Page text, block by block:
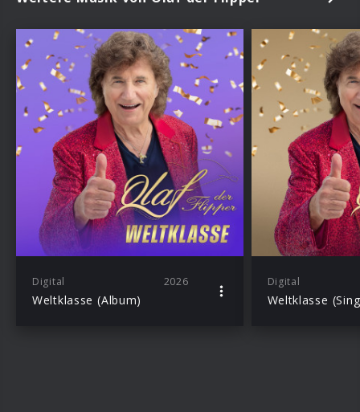
Digital 2026
Weltklasse (Album)
Digital
Weltklasse